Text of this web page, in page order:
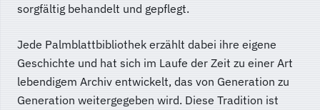
sorgfältig behandelt und gepflegt.
Jede Palmblattbibliothek erzählt dabei ihre eigene
Geschichte und hat sich im Laufe der Zeit zu einer Art
lebendigem Archiv entwickelt, das von Generation zu
Generation weitergegeben wird. Diese Tradition ist